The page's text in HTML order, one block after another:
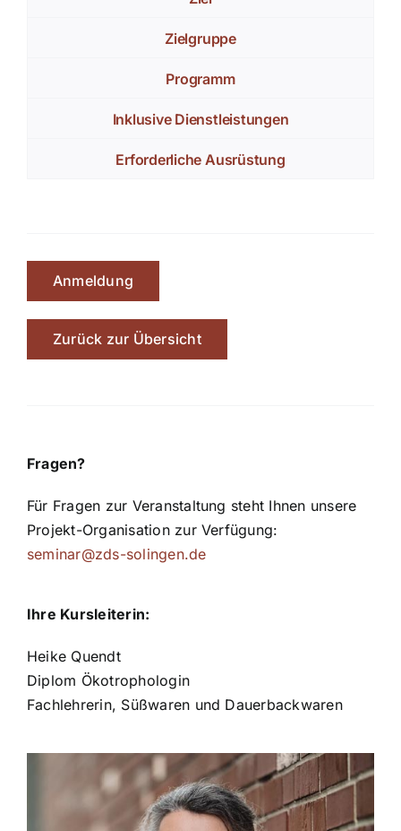
Zielgruppe
Programm
Inklusive Dienstleistungen
Erforderliche Ausrüstung
Anmeldung
Zurück zur Übersicht
Fragen?
Für Fragen zur Veranstaltung steht Ihnen unsere
Projekt-Organisation zur Verfügung:
seminar@zds-solingen.de
Ihre Kursleiterin:
Heike Quendt
Diplom Ökotrophologin
Fachlehrerin, Süßwaren und Dauerbackwaren